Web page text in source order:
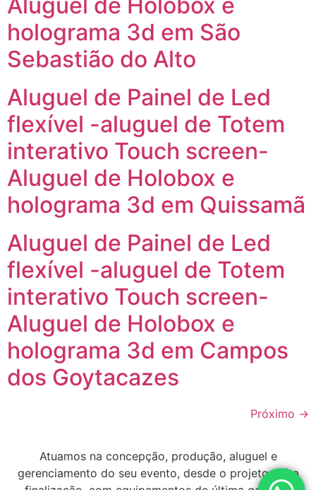
Aluguel de Holobox e
holograma 3d em São
Sebastião do Alto
Aluguel de Painel de Led
flexível -aluguel de Totem
interativo Touch screen-
Aluguel de Holobox e
holograma 3d em Quissamã
Aluguel de Painel de Led
flexível -aluguel de Totem
interativo Touch screen-
Aluguel de Holobox e
holograma 3d em Campos
dos Goytacazes
Próximo →
Atuamos na concepção, produção, aluguel e
gerenciamento do seu evento, desde o projeto até a